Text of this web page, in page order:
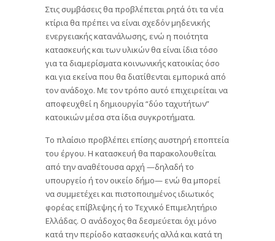
Στις συμβάσεις θα προβλέπεται ρητά ότι τα νέα
κτίρια θα πρέπει να είναι σχεδόν μηδενικής
ενεργειακής κατανάλωσης, ενώ η ποιότητα
κατασκευής και των υλικών θα είναι ίδια τόσο
για τα διαμερίσματα κοινωνικής κατοικίας όσο
και για εκείνα που θα διατίθενται εμπορικά από
τον ανάδοχο. Με τον τρόπο αυτό επιχειρείται να
αποφευχθεί η δημιουργία “δύο ταχυτήτων”
κατοικιών μέσα στα ίδια συγκροτήματα.
Το πλαίσιο προβλέπει επίσης αυστηρή εποπτεία
του έργου. Η κατασκευή θα παρακολουθείται
από την αναθέτουσα αρχή —δηλαδή το
υπουργείο ή τον οικείο δήμο— ενώ θα μπορεί
να συμμετέχει και πιστοποιημένος ιδιωτικός
φορέας επίβλεψης ή το Τεχνικό Επιμελητήριο
Ελλάδας. Ο ανάδοχος θα δεσμεύεται όχι μόνο
κατά την περίοδο κατασκευής αλλά και κατά τη